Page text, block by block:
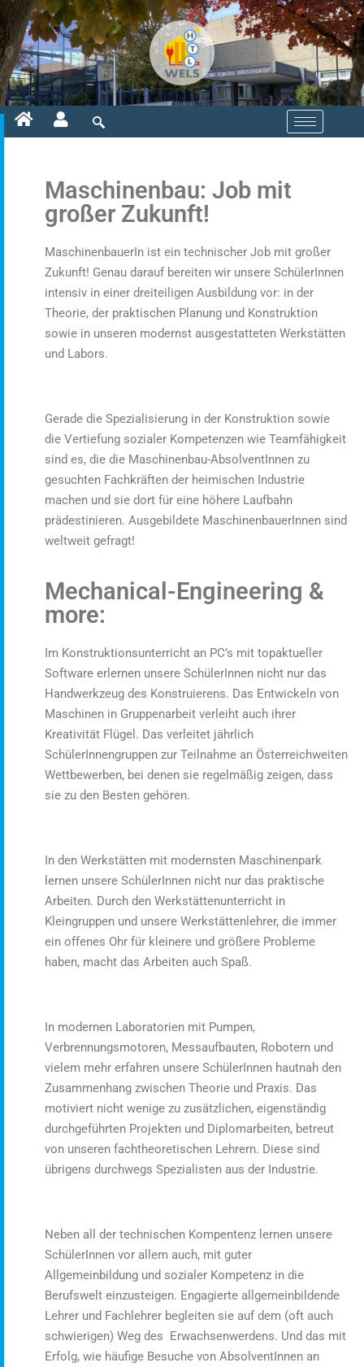
Maschinenbau: Job mit
großer Zukunft!
MaschinenbauerIn ist ein technischer Job mit großer
Zukunft! Genau darauf bereiten wir unsere SchülerInnen
intensiv in einer dreiteiligen Ausbildung vor: in der
Theorie, der praktischen Planung und Konstruktion
sowie in unseren modernst ausgestatteten Werkstätten
und Labors.
Gerade die Spezialisierung in der Konstruktion sowie
die Vertiefung sozialer Kompetenzen wie Teamfähigkeit
sind es, die die Maschinenbau-AbsolventInnen zu
gesuchten Fachkräften der heimischen Industrie
machen und sie dort für eine höhere Laufbahn
prädestinieren. Ausgebildete MaschinenbauerInnen sind
weltweit gefragt!
Mechanical-Engineering &
more:
Im Konstruktionsunterricht an PC’s mit topaktueller
Software erlernen unsere SchülerInnen nicht nur das
Handwerkzeug des Konstruierens. Das Entwickeln von
Maschinen in Gruppenarbeit verleiht auch ihrer
Kreativität Flügel. Das verleitet jährlich
SchülerInnengruppen zur Teilnahme an Österreichweiten
Wettbewerben, bei denen sie regelmäßig zeigen, dass
sie zu den Besten gehören.
In den Werkstätten mit modernsten Maschinenpark
lernen unsere SchülerInnen nicht nur das praktische
Arbeiten. Durch den Werkstättenunterricht in
Kleingruppen und unsere Werkstättenlehrer, die immer
ein offenes Ohr für kleinere und größere Probleme
haben, macht das Arbeiten auch Spaß.
In modernen Laboratorien mit Pumpen,
Verbrennungsmotoren, Messaufbauten, Robotern und
vielem mehr erfahren unsere SchülerInnen hautnah den
Zusammenhang zwischen Theorie und Praxis. Das
motiviert nicht wenige zu zusätzlichen, eigenständig
durchgeführten Projekten und Diplomarbeiten, betreut
von unseren fachtheoretischen Lehrern. Diese sind
übrigens durchwegs Spezialisten aus der Industrie.
Neben all der technischen Kompentenz lernen unsere
SchülerInnen vor allem auch, mit guter
Allgemeinbildung und sozialer Kompetenz in die
Berufswelt einzusteigen. Engagierte allgemeinbildende
Lehrer und Fachlehrer begleiten sie auf dem (oft auch
schwierigen) Weg des Erwachsenwerdens. Und das mit
Erfolg, wie häufige Besuche von AbsolventInnen an